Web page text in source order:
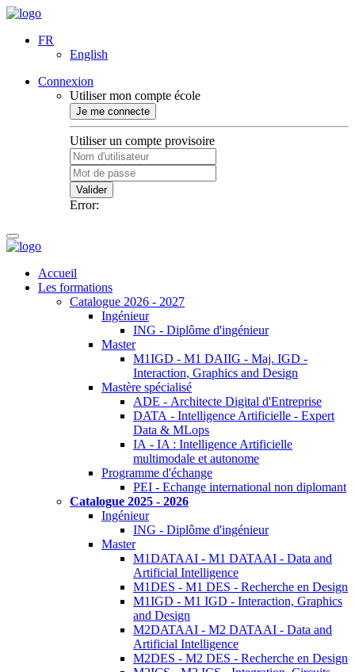
FR
English
Connexion
Utiliser mon compte école
Je me connecte
Utiliser un compte provisoire
Valider
Error:
Accueil
Les formations
Catalogue 2026 - 2027
Ingénieur
ING - Diplôme d'ingénieur
Master
M1IGD - M1 DAIIG - Maj. IGD -
Interaction, Graphics and Design
Mastère spécialisé
ADE - Architecte Digital d'Entreprise
DATA - Intelligence Artificielle - Expert
Data & MLops
IA - IA : Intelligence Artificielle
multimodale et autonome
Programme d'échange
PEI - Echange international non diplomant
Catalogue 2025 - 2026
Ingénieur
ING - Diplôme d'ingénieur
Master
M1DATAAI - M1 DATAAI - Data and
Artificial Intelligence
M1DES - M1 DES - Recherche en Design
M1IGD - M1 IGD - Interaction, Graphics
and Design
M2DATAAI - M2 DATAAI - Data and
Artificial Intelligence
M2DES - M2 DES - Recherche en Design